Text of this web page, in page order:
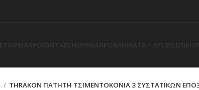
THRAKON ΠΑΤΗΤΗ ΤΣΙΜΕΝΤΟΚΟΝΙΑ 3 ΣΥΣΤΑΤΙΚΩΝ